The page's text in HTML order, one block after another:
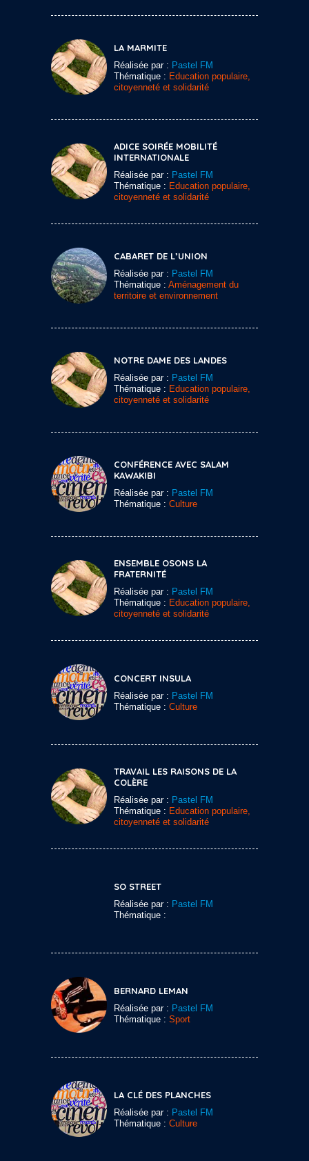
LA MARMITE
Réalisée par : Pastel FM
Thématique : Education populaire,
citoyenneté et solidarité
ADICE SOIRÉE MOBILITÉ
INTERNATIONALE
Réalisée par : Pastel FM
Thématique : Education populaire,
citoyenneté et solidarité
CABARET DE L’UNION
Réalisée par : Pastel FM
Thématique : Aménagement du
territoire et environnement
NOTRE DAME DES LANDES
Réalisée par : Pastel FM
Thématique : Education populaire,
citoyenneté et solidarité
CONFÉRENCE AVEC SALAM
KAWAKIBI
Réalisée par : Pastel FM
Thématique : Culture
ENSEMBLE OSONS LA
FRATERNITÉ
Réalisée par : Pastel FM
Thématique : Education populaire,
citoyenneté et solidarité
CONCERT INSULA
Réalisée par : Pastel FM
Thématique : Culture
TRAVAIL LES RAISONS DE LA
COLÈRE
Réalisée par : Pastel FM
Thématique : Education populaire,
citoyenneté et solidarité
SO STREET
Réalisée par : Pastel FM
Thématique :
BERNARD LEMAN
Réalisée par : Pastel FM
Thématique : Sport
LA CLÉ DES PLANCHES
Réalisée par : Pastel FM
Thématique : Culture